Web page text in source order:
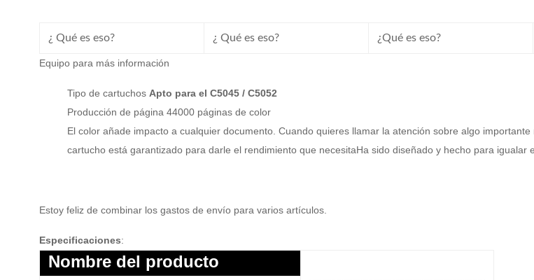
¿ Qué es eso? ¿ Qué es eso? ¿Qué es eso?
Equipo para más información
Tipo de cartuchos Apto para el C5045 / C5052
Producción de página 44000 páginas de color
El color añade impacto a cualquier documento. Cuando quieres llamar la atención sobre algo
cartucho está garantizado para darle el rendimiento que necesitaHa sido diseñado y hecho para igualar
Estoy feliz de combinar los gastos de envío para varios artículos.
Especificaciones:
Nombre del producto